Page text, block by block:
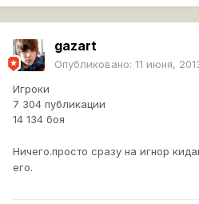
gazart
Опубликовано: 11 июня,
Игроки
7 304 публикации
14 134 боя
Ничего.просто сразу на игнор
его.